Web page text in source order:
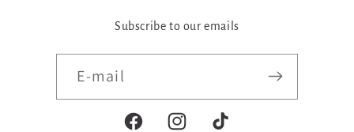
Subscribe to our emails
E‑mail